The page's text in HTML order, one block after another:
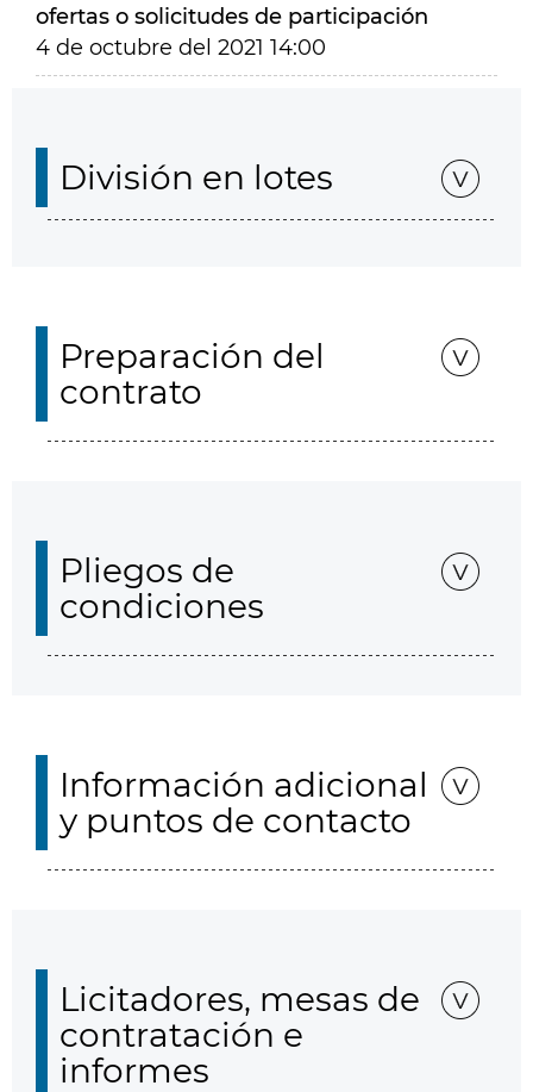
ofertas o solicitudes de participación
4 de octubre del 2021 14:00
División en lotes
Preparación del
contrato
Pliegos de
condiciones
Información adicional
y puntos de contacto
Licitadores, mesas de
contratación e
informes